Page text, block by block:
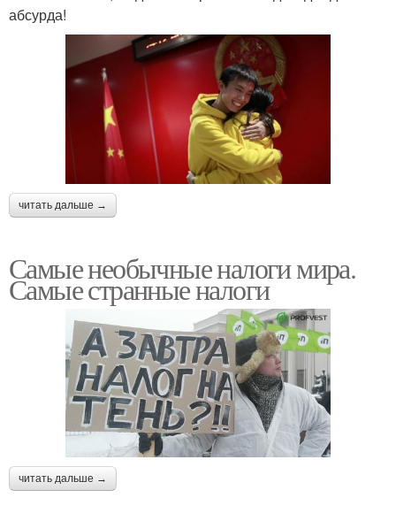
абсурда!
читать дальше →
Самые необычные налоги мира.
Самые странные налоги
читать дальше →